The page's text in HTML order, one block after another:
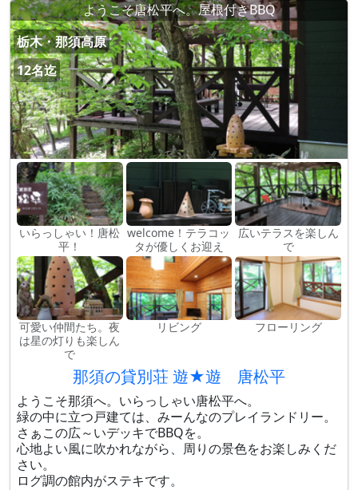
ようこそ唐松平へ。屋根付きBBQ
栃木・那須高原
12名迄
いらっしゃい！唐松
平！
welcome！テラコッ
タが優しくお迎え
広いテラスを楽しん
で
可愛い仲間たち。夜
は星の灯りも楽しん
で
リビング フローリング
那須の貸別荘 遊★遊 唐松平
ようこそ那須へ。いらっしゃい唐松平へ。
緑の中に立つ戸建ては、みーんなのプレイランドリー。
さぁこの広～いデッキでBBQを。
心地よい風に吹かれながら、周りの景色をお楽しみくだ
さい。
ログ調の館内がステキです。